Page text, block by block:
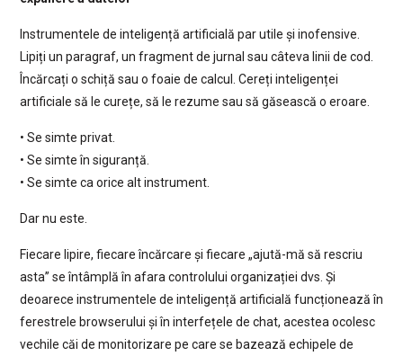
Instrumentele de inteligență artificială par utile și inofensive.
Lipiți un paragraf, un fragment de jurnal sau câteva linii de cod.
Încărcați o schiță sau o foaie de calcul. Cereți inteligenței
artificiale să le curețe, să le rezume sau să găsească o eroare.
• Se simte privat.
• Se simte în siguranță.
• Se simte ca orice alt instrument.
Dar nu este.
Fiecare lipire, fiecare încărcare și fiecare „ajută-mă să rescriu
asta” se întâmplă în afara controlului organizației dvs. Și
deoarece instrumentele de inteligență artificială funcționează în
ferestrele browserului și în interfețele de chat, acestea ocolesc
vechile căi de monitorizare pe care se bazează echipele de